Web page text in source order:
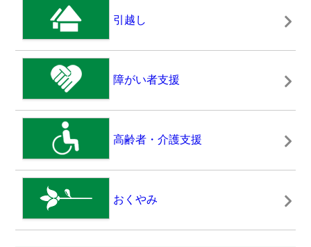
2026年02月12日
【株式会社森の環】地域おこし協力隊募集【森
2026年02月12日
会計年度任用職員の募集について
引越し
障がい者支援
高齢者・介護支援
おくやみ